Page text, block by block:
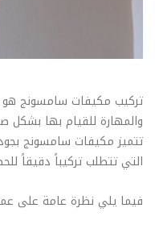
تركيب مكيفات سامسونج
والمهارة للقيام بها
تتميز مكيفات سامسونج
التي تتطلب تركيباً دقيقاً
فيما يلي نظرة عامة على